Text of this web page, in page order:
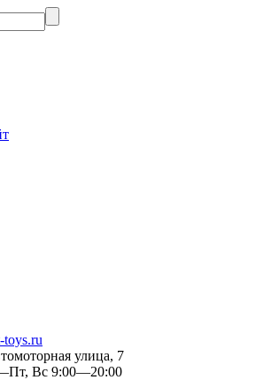
toys.ru
улица, 7
Вс 9:00—20:00